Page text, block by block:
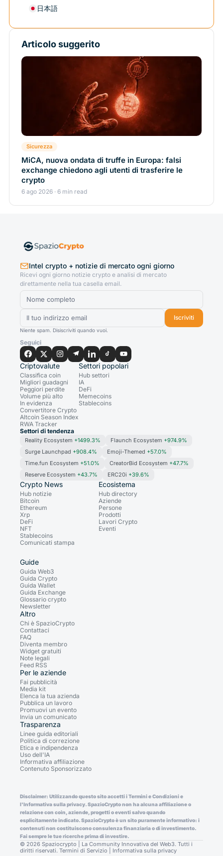
日本語
Articolo suggerito
Sicurezza
MiCA, nuova ondata di truffe in Europa: falsi
exchange chiedono agli utenti di trasferire le
crypto
6 ago 2026 · 6 min read
Intel crypto + notizie di mercato ogni giorno
Ricevi ogni giorno notizie crypto e analisi di mercato
direttamente nella tua casella email.
Iscriviti
Niente spam. Disiscriviti quando vuoi.
Seguici
Criptovalute
Classifica coin
Migliori guadagni
Peggiori perdite
Volume più alto
In evidenza
Convertitore Crypto
Altcoin Season Index
RWA Tracker
Settori popolari
Hub settori
IA
DeFi
Memecoins
Stablecoins
Settori di tendenza
Reality Ecosystem +1499.3% Flaunch Ecosystem +974.9%
Surge Launchpad +908.4% Emoji-Themed +57.0%
Time.fun Ecosystem +51.0% CreatorBid Ecosystem +47.7%
Reserve Ecosystem +43.7% ERC20i +39.6%
Crypto News
Hub notizie
Bitcoin
Ethereum
Xrp
DeFi
NFT
Stablecoins
Comunicati stampa
Ecosistema
Hub directory
Aziende
Persone
Prodotti
Lavori Crypto
Eventi
Guide
Guida Web3
Guida Crypto
Guida Wallet
Guida Exchange
Glossario crypto
Newsletter
Altro
Chi è SpazioCrypto
Contattaci
FAQ
Diventa membro
Widget gratuiti
Note legali
Feed RSS
Per le aziende
Fai pubblicità
Media kit
Elenca la tua azienda
Pubblica un lavoro
Promuovi un evento
Invia un comunicato
Trasparenza
Linee guida editoriali
Politica di correzione
Etica e indipendenza
Uso dell'IA
Informativa affiliazione
Contenuto Sponsorizzato
Disclaimer: Utilizzando questo sito accetti i Termini e Condizioni e
l'Informativa sulla privacy. SpazioCrypto non ha alcuna affiliazione o
relazione con coin, aziende, progetti o eventi salvo quando
esplicitamente indicato. SpazioCrypto è un sito puramente informativo: i
contenuti non costituiscono consulenza finanziaria o di investimento.
Fai sempre le tue ricerche prima di investire.
© 2026 Spaziocrypto | La Community Innovativa del Web3. Tutti i
diritti riservati. Termini di Servizio Informativa sulla privacy